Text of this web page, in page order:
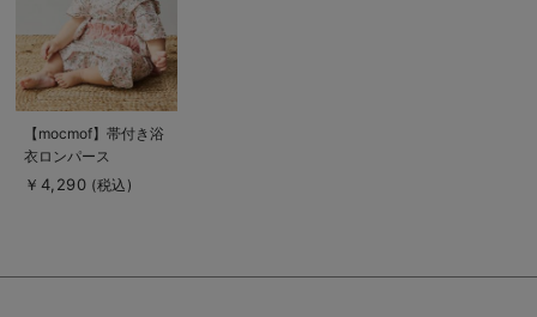
商
品
詳
を
【mocmof】帯付き浴
衣ロンパース
￥4,290 (税込)